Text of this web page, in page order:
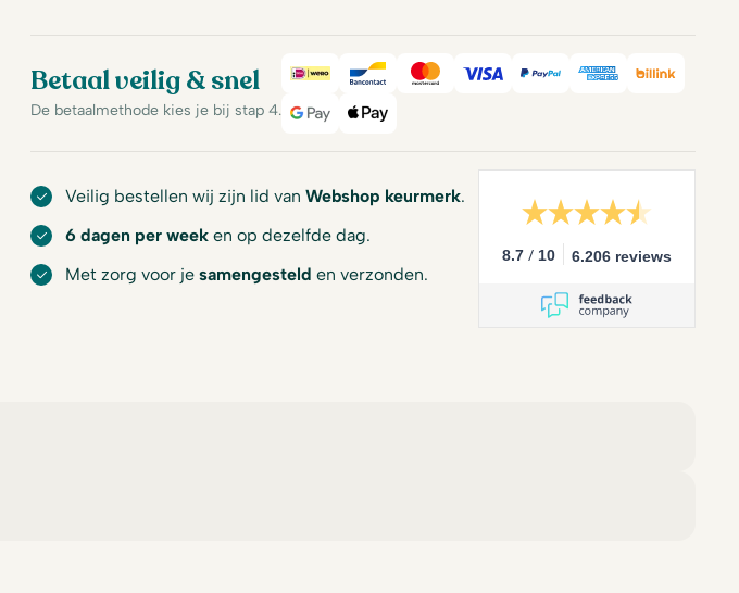
Betaal veilig & snel
De betaalmethode kies je bij stap 4.
iDeal BancontactMastercard
Visa PayPalAmerican
Google PayApple Pay
Veilig bestellen wij zijn lid van Webshop keurmerk.
6 dagen per week en op dezelfde dag.
Met zorg voor je samengesteld en verzonden.
8.7 / 10 6.206 reviews